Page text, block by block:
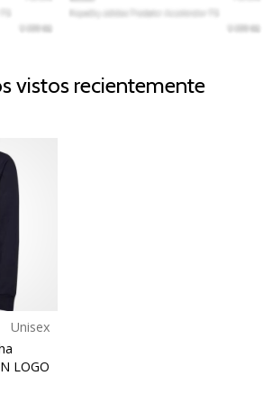
vistos recientemente
Unisex
LOGO